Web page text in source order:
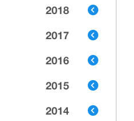
2018
2017
2016
2015
2014